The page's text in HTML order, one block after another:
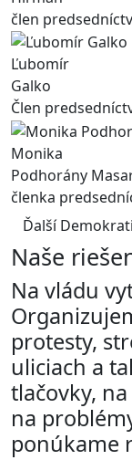
člen
Ľubomír
Galko
Člen
Monika
Podhorány
členka
Ďalší Demokrati
Naše
Na vládu
protesty,
uliciach a
tlačovky,
na
ponúkame